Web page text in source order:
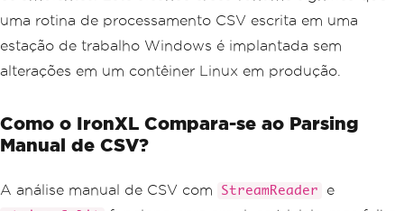
uma rotina de processamento CSV escrita em uma
estação de trabalho Windows é implantada sem
alterações em um contêiner Linux em produção.
Como o IronXL Compara-se ao Parsing
Manual de CSV?
A análise manual de CSV com StreamReader e